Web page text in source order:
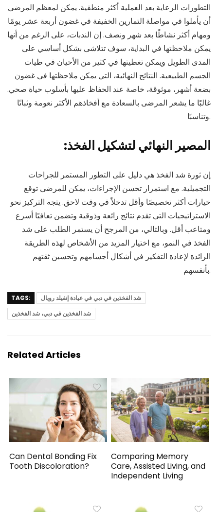
التطورات الرعاية بعد العملية أكثر منطقية. يمكن لمعظم المرضى
أن يأملوا في مواصلة التمارين الخفيفة في غضون أربعة عشر يومًا
ومهام أكثر نشاطًا بعد شهر ونصف. إن الندبات، على الرغم من أنها
يمكن ملاحظتها في البداية، سوف تتلاشى بشكل أساسي على
المدى الطويل ويمكن تغطيتها في كثير من الأحيان في طيات
الجسم الطبيعية. النتائج النهائية، التي يمكن ملاحظتها في غضون
بضعة أشهر، موثوقة، خاصة عند الحفاظ عليها بأسلوب حياة صحي.
غالبًا ما يشعر المرضى بالسعادة مع أفخاذهم الأكثر نعومة وثباتًا
وتناسبًا.
:المصير النهائي لتشكيل الفخذ
إن ثورة شد الفخذ هي دليل على التطور المستمر للجراحات
التجميلية. مع استمرار تحسن الإجراءات، يمكن للمرضى توقع
خيارات أكثر تخصيصًا وأقل تدخلاً في وقت لاحق. يتجه التركيز نحو
الاستراتيجيات التي تقدم نتائج رائعة وذوقية وتضمن تعافيًا أسرع
ومتاعب أقل. وبالتالي، من المرجح أن يستمر الطلب على شد
الفخذ في النمو، مع اختيار المزيد من الأشخاص لهذه الطريقة
الرائدة لإعادة التفكير في أشكال أجسامهم وتحسين ثقتهم
بأنفسهم.
TAGS:
شد الفخذين في دبي في عيادة إنفيلد رويال
شد الفخذين في دبي، شد الفخذين
Related Articles
Can Dental Bonding Fix
Tooth Discoloration?
Comparing Memory
Care, Assisted Living, and
Independent Living